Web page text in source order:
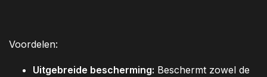
Voordelen:
Uitgebreide bescherming: Beschermt zowel de